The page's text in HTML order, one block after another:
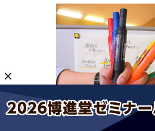
ファシリテーショング